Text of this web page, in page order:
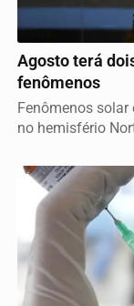
GERAL
Agosto terá
fenômenos
Fenômenos
no hemisfério